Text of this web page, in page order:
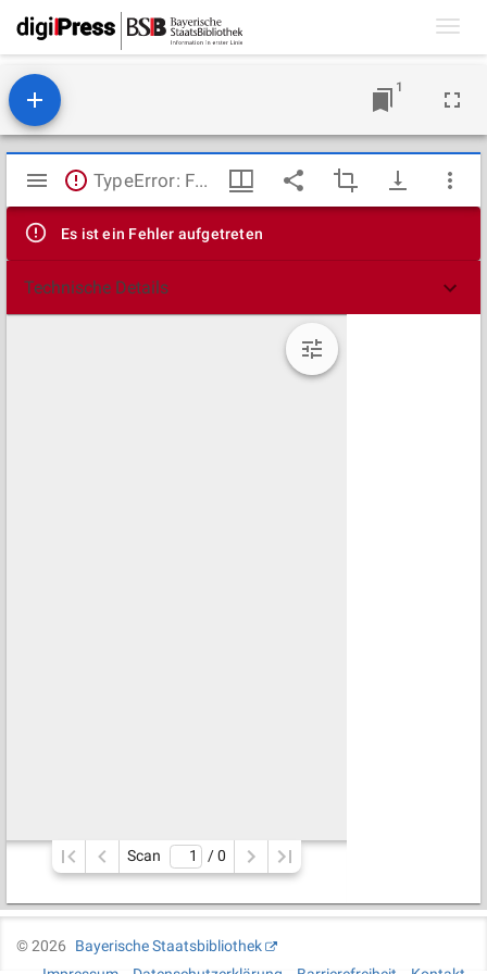
1
Mirador
Viewer
TypeError: Failed to fetch
Es ist ein Fehler aufgetreten
Technische Details
Scan / 0
©2026
Bayerische Staatsbibliothek